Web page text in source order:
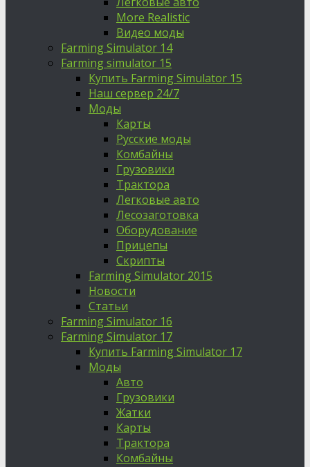
More Realistic
Видео моды
Farming Simulator 14
Farming simulator 15
Купить Farming Simulator 15
Наш сервер 24/7
Моды
Карты
Русские моды
Комбайны
Грузовики
Трактора
Легковые авто
Лесозаготовка
Оборудование
Прицепы
Скрипты
Farming Simulator 2015
Новости
Статьи
Farming Simulator 16
Farming Simulator 17
Купить Farming Simulator 17
Моды
Авто
Грузовики
Жатки
Карты
Трактора
Комбайны